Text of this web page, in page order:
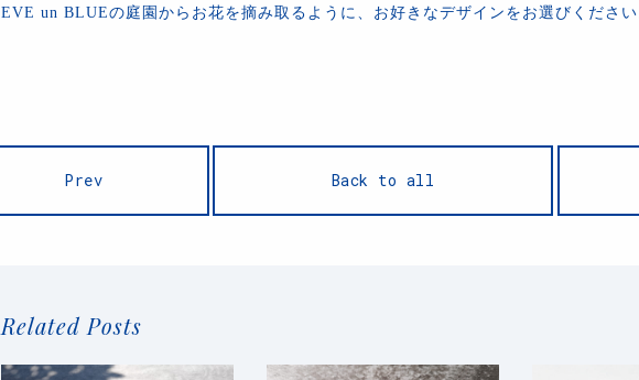
EVE un BLUEの庭園からお花を摘み取るように、お好きなデザインをお選びください
Prev Back to all
Related Posts